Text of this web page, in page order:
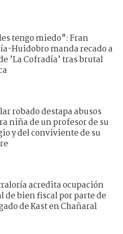
tengo miedo": Fran
Huidobro manda recado a
’La Cofradía’ tras brutal
robado destapa abusos
niña de un profesor de su
y del conviviente de su
acredita ocupación
de bien fiscal por parte de
de Kast en Chañaral